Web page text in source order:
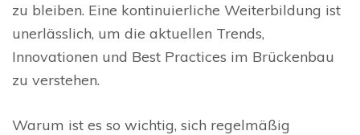
zu bleiben. Eine kontinuierliche Weiterbildung ist
unerlässlich, um die aktuellen Trends,
Innovationen und Best Practices im Brückenbau
zu verstehen.
Warum ist es so wichtig, sich regelmäßig